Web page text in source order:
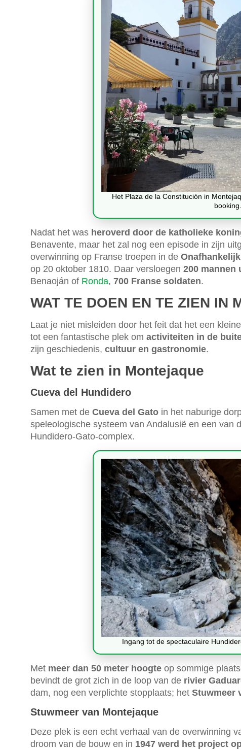
Het Plaza de la Constitución in
Nadat het was heroverd door de katholieke
Benavente, maar het zal nog een episode in zijn
overwinning op Franse troepen in de
op 20 oktober 1810. Daar versloegen 200 mannen
Benaoján of Ronda, 700 Franse soldaten.
WAT TE DOEN EN TE ZIEN IN
Laat je niet misleiden door het feit dat het een
tot een fantastische plek om activiteiten in de
zijn geschiedenis, cultuur en gastronomie.
Wat te zien in Montejaque
Cueva del Hundidero
Samen met de Cueva del Gato in het naburige
speleologische systeem van Andalusië en een van
Hundidero-Gato-complex.
Ingang tot de spectaculaire
Met meer dan 50 meter hoogte op sommige
bevindt de grot zich in de loop van de rivier
dam, nog een verplichte stopplaats; het Stuwmeer
Stuwmeer van Montejaque
Deze plek is een echt verhaal van de overwinning
droom van de bouw en in 1947 werd het project